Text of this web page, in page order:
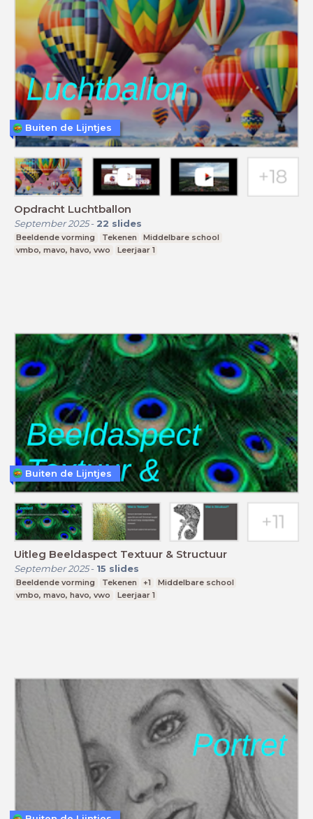
Opdracht Luchtballon
September 2025- 22 slides
Beeldende vorming Tekenen
Middelbare school
vmbo, mavo, havo, vwo
Leerjaar 1
Buiten de Lijntjes
Uitleg Beeldaspect Textuur & Structuur
September 2025- 15 slides
Beeldende vorming Tekenen +1
Middelbare school
vmbo, mavo, havo, vwo
Leerjaar 1
Buiten de Lijntjes